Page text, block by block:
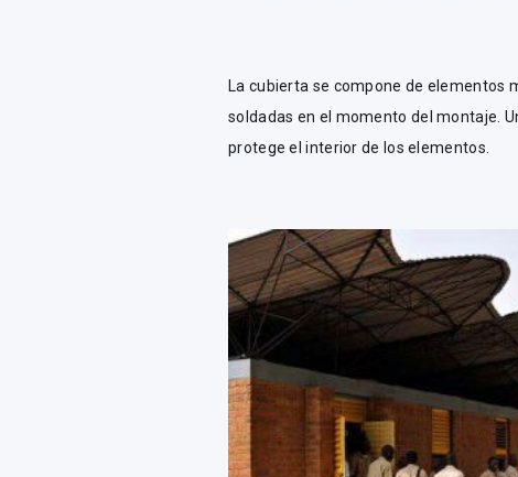
La cubierta se compone de elementos
soldadas en el momento del montaje.
protege el interior de los elementos.